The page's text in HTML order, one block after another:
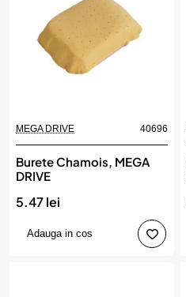
MEGA DRIVE 40696
Burete Chamois, MEGA
DRIVE
5.47 lei
Adauga in cos